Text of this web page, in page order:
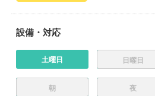
設備・対応
土曜日 日曜日
朝 夜